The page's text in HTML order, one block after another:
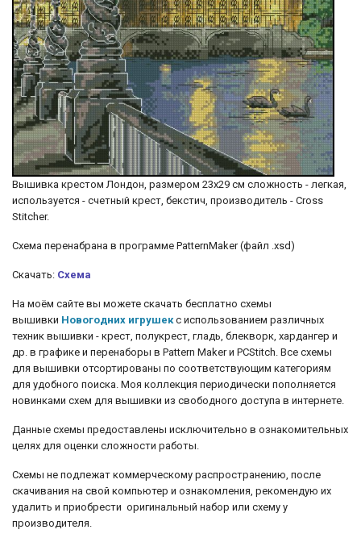
Вышивка крестом Лондон, размером 23х29 см сложность - легкая,
используется - счетный крест, бекстич, производитель - Cross
Stitcher.
Схема перенабрана в программе PatternMaker (файл .xsd)
Скачать: Схема
На моём сайте вы можете скачать бесплатно схемы
вышивки Новогодних игрушекс использованием различных
техник вышивки - крест, полукрест, гладь, блекворк, хардангер и
др. в графике и перенаборы в Pattern Maker и PCStitch. Все схемы
для вышивки отсортированы по соответствующим категориям
для удобного поиска. Моя коллекция периодически пополняется
новинками схем для вышивки из свободного доступа в интернете.
Данные схемы предоставлены исключительно в ознакомительных
целях для оценки сложности работы.
Схемы не подлежат коммерческому распространению, после
скачивания на свой компьютер и ознакомления, рекомендую их
удалить и приобрести оригинальный набор или схему у
производителя.